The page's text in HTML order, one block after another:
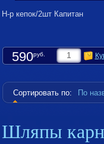
Н-р кепок/2шт Капитан
590руб.
Сортировать по: По
Шляпы